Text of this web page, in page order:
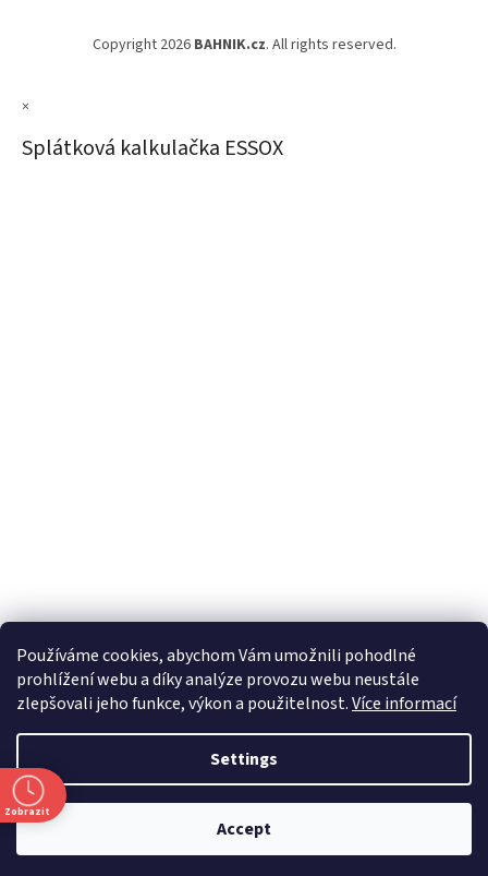
Používáme cookies, abychom Vám umožnili pohodlné
prohlížení webu a díky analýze provozu webu neustále
zlepšovali jeho funkce, výkon a použitelnost.Více informací
Settings
Accept
Copyright 2026 BAHNIK.cz. All rights reserved.
×
Splátková kalkulačka ESSOX
Zobrazit